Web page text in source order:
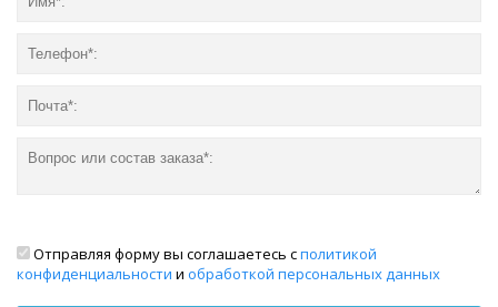
Отправляя форму вы соглашаетесь сполитикой
конфиденциальности и обработкой персональных данных